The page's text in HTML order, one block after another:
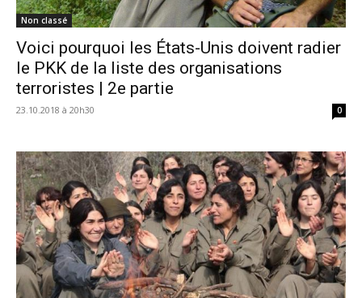
Non classé
Voici pourquoi les États-Unis doivent radier
le PKK de la liste des organisations
terroristes | 2e partie
23.10.2018 à 20h30 0